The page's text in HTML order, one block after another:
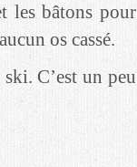
les bâtons pour
os cassé.
C’est un peu